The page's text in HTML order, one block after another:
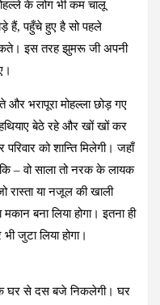
के लोग भी कम चालू
हैं, पहुँचे हुए है सो पहले
इस तरह झुमरू जी अपनी
भरापूरा मोहल्ला छोड़ गए
बेठे रहे और खों खों कर
को शान्ति मिलेगी। जहाँ
– वो साला तो नरक के लायक
रास्ता या नजूल की खाली
बना लिया होगा। इतना ही
जुटा लिया होगा।
घर से दस बजे निकलेगी। घर